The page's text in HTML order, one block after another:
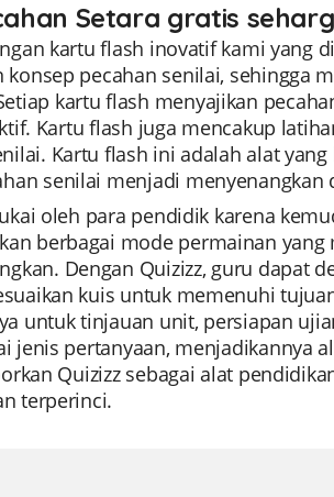
Setara gratis
kartu flash inovatif kami yang
pecahan senilai, sehingga
kartu flash menyajikan
Kartu flash juga mencakup
Kartu flash ini adalah alat
senilai menjadi menyenangkan
oleh para pendidik karena
berbagai mode permainan
Dengan Quizizz, guru dapat
kuis untuk memenuhi
untuk tinjauan unit, persiapan
jenis pertanyaan, menjadikannya
Quizizz sebagai alat
terperinci.